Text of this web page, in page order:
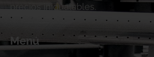
precios inigualables.
Menú